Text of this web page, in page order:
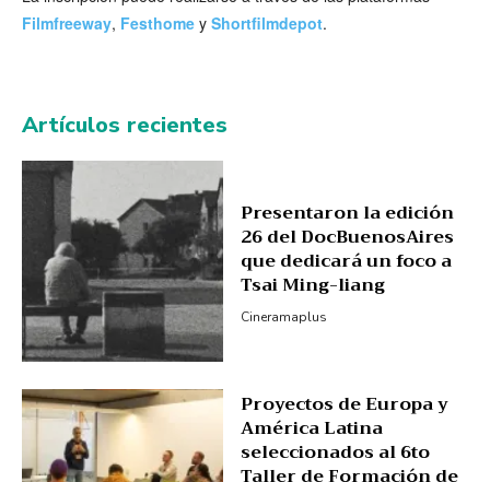
Filmfreeway, Festhome y Shortfilmdepot.
Artículos recientes
Presentaron la edición
26 del DocBuenosAires
que dedicará un foco a
Tsai Ming-liang
Cineramaplus
Proyectos de Europa y
América Latina
seleccionados al 6to